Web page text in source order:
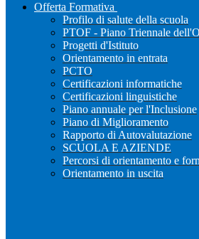
Offerta Formativa
Profilo di salute della scuola
PTOF - Piano Triennale
Progetti d'Istituto
Orientamento in entrata
PCTO
Certificazioni informatiche
Certificazioni linguistiche
Piano annuale per l'Inclusione
Piano di Miglioramento
Rapporto di Autovalutazione
SCUOLA E AZIENDE
Percorsi di orientamento e
Orientamento in uscita